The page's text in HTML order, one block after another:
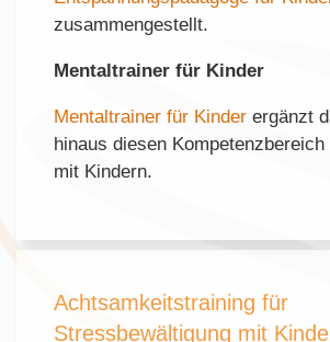
zusammengestellt.
Mentaltrainer für Kinder
Mentaltrainer für Kinder ergänzt
hinaus diesen Kompetenzbereich
mit Kindern.
Achtsamkeitstraining für
Stressbewältigung mit